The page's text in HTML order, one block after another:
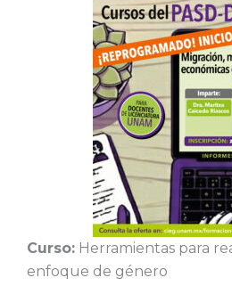
Curso: Herramientas para
enfoque de género